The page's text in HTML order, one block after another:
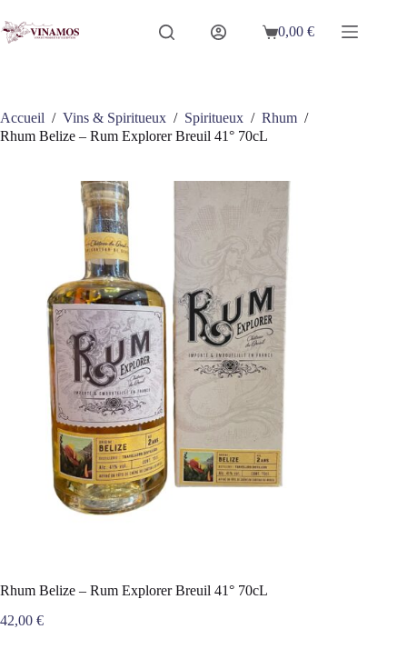
au
contenu
Panier
0,00€
Accueil / Vins & Spiritueux / Spiritueux / Rhum /
Rhum Belize – Rum Explorer Breuil 41° 70cL
Rhum Belize – Rum Explorer Breuil 41° 70cL
42,00 €